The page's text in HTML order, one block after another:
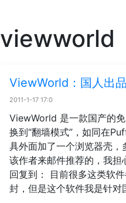
viewworld
ViewWorld：国人出
2011-1-17 17:0
ViewWorld 是一款国产的
换到“翻墙模式”，如同在
具外面加了一个浏览器壳
该作者来邮件推荐的，我
回复到： 目前很多这类软
封，但是这个软件我是针对